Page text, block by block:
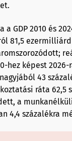
a GDP 2010 és
81,5
hez képest
43
ráta 62,5
a
4,4 százalékra